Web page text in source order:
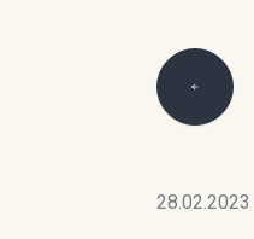
28.02.2023